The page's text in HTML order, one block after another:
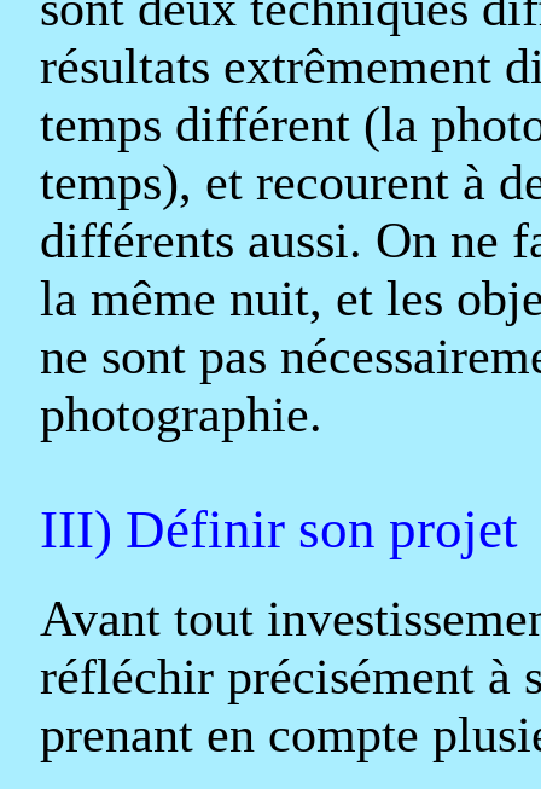
résultats extrêmement
temps différent (la
temps), et recourent à
différents aussi. On ne
la même nuit, et les
ne sont pas
photographie.
III) Définir son projet
Avant tout
réfléchir précisément à
prenant en compte